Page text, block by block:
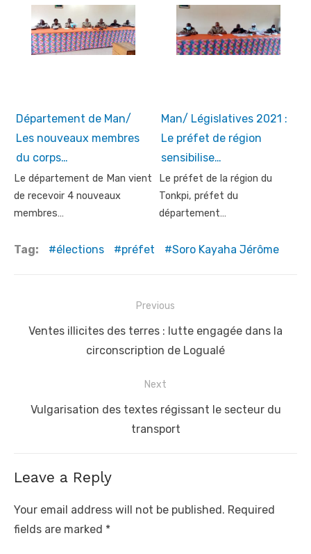
Département de Man/
Les nouveaux membres
du corps…
Le département de Man vient
de recevoir 4 nouveaux
membres…
Man/ Législatives 2021 :
Le préfet de région
sensibilise…
Le préfet de la région du
Tonkpi, préfet du
département…
Tag: élections préfet Soro Kayaha Jérôme
navigation
Previous
Previous
Ventes illicites des terres : lutte engagée dans la
circonscription de Logualé
Next
Next
Vulgarisation des textes régissant le secteur du
transport
Leave a Reply
Your email address will not be published. Required
fields are marked *